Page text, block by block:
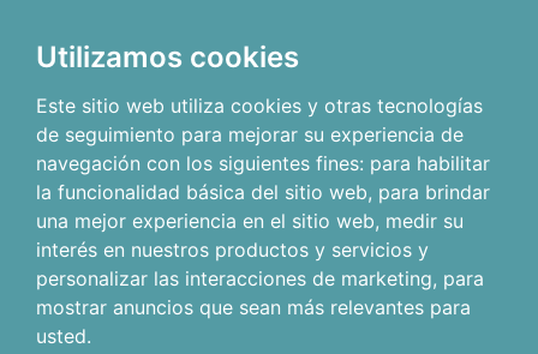
Utilizamos cookies
Este sitio web utiliza cookies y otras tecnologías
de seguimiento para mejorar su experiencia de
navegación con los siguientes fines: para habilitar
la funcionalidad básica del sitio web, para brindar
una mejor experiencia en el sitio web, medir su
interés en nuestros productos y servicios y
personalizar las interacciones de marketing, para
mostrar anuncios que sean más relevantes para
usted.